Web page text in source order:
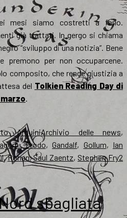
corso
su
Tolkien!
mesi siamo costretti a farlo.
già trattati. In gergo si chiama
“sviluppo di una notizia”. Bene
premono per non occuparcene.
composito, che rende giustizia a
del Tolkien Reading Day di
ArduiniCategorie
Archivio delle news,
,Frodo, Gandalf, Gollum, Ian
,Rohan,Saul Zaentz, Stephen Fry2
sbagliata